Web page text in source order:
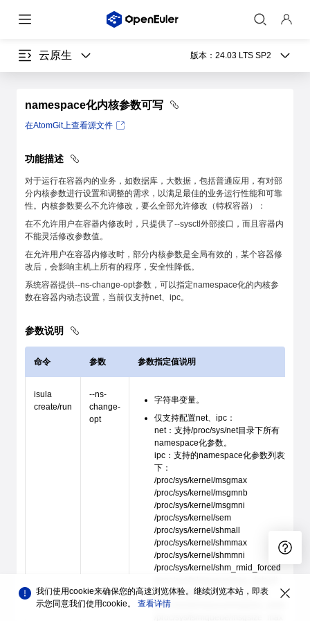
云原生 版本： 24.03 LTS SP2
namespace化内核参数可写
在AtomGit上查看源文件
功能描述
对于运行在容器内的业务，如数据库，大数据，包括普通应用，有对部
分内核参数进行设置和调整的需求，以满足最佳的业务运行性能和可靠
性。内核参数要么不允许修改，要么全部允许修改（特权容器）：
在不允许用户在容器内修改时，只提供了--sysctl外部接口，而且容器内
不能灵活修改参数值。
在允许用户在容器内修改时，部分内核参数是全局有效的，某个容器修
改后，会影响主机上所有的程序，安全性降低。
系统容器提供--ns-change-opt参数，可以指定namespace化的内核参
数在容器内动态设置，当前仅支持net、ipc。
参数说明
命令 参数 参数指定值说明
isula
create/run
--ns-
change-
opt
字符串变量。
仅支持配置net、ipc：
net：支持/proc/sys/net目录下所有
namespace化参数。
ipc：支持的namespace化参数列表如
下：
/proc/sys/kernel/msgmax
/proc/sys/kernel/msgmnb
/proc/sys/kernel/msgmni
/proc/sys/kernel/sem
/proc/sys/kernel/shmall
/proc/sys/kernel/shmmax
/proc/sys/kernel/shmmni
/proc/sys/kernel/shm_rmid_forced
/proc/sys/fs/mqueue/msg_max
/proc/sys/fs/mqueue/msgsize_default
我们使用cookie来确保您的高速浏览体验。继续浏览本站，即表
示您同意我们使用cookie。 查看详情